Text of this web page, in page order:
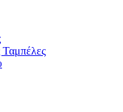
Ταμπέλες